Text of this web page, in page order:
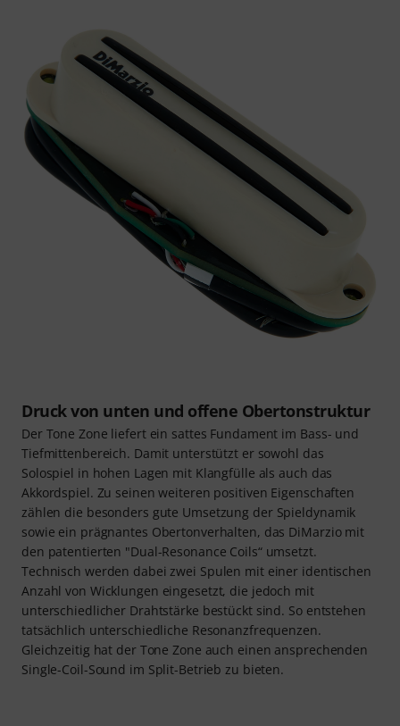
Druck von unten und offene Obertonstruktur
Der Tone Zone liefert ein sattes Fundament im Bass- und
Tiefmittenbereich. Damit unterstützt er sowohl das
Solospiel in hohen Lagen mit Klangfülle als auch das
Akkordspiel. Zu seinen weiteren positiven Eigenschaften
zählen die besonders gute Umsetzung der Spieldynamik
sowie ein prägnantes Obertonverhalten, das DiMarzio mit
den patentierten "Dual-Resonance Coils“ umsetzt.
Technisch werden dabei zwei Spulen mit einer identischen
Anzahl von Wicklungen eingesetzt, die jedoch mit
unterschiedlicher Drahtstärke bestückt sind. So entstehen
tatsächlich unterschiedliche Resonanzfrequenzen.
Gleichzeitig hat der Tone Zone auch einen ansprechenden
Single-Coil-Sound im Split-Betrieb zu bieten.